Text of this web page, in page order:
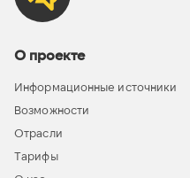
О проекте
Информационные источники
Возможности
Отрасли
Тарифы